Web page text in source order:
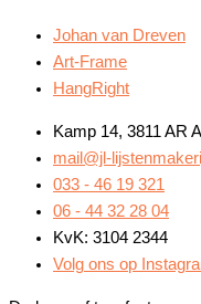
Johan van Dreven
Art-Frame
HangRight
Kamp 14, 3811 AR
mail@jl-
033 - 46 19 321
06 - 44 32 28 04
KvK: 3104 2344
Volg ons op